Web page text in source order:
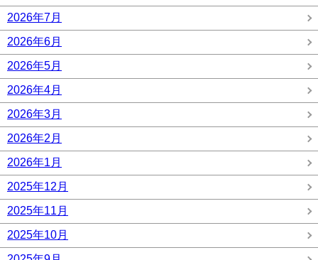
2026年7月
2026年6月
2026年5月
2026年4月
2026年3月
2026年2月
2026年1月
2025年12月
2025年11月
2025年10月